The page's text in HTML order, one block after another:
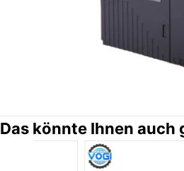
Das könnte Ihnen auch